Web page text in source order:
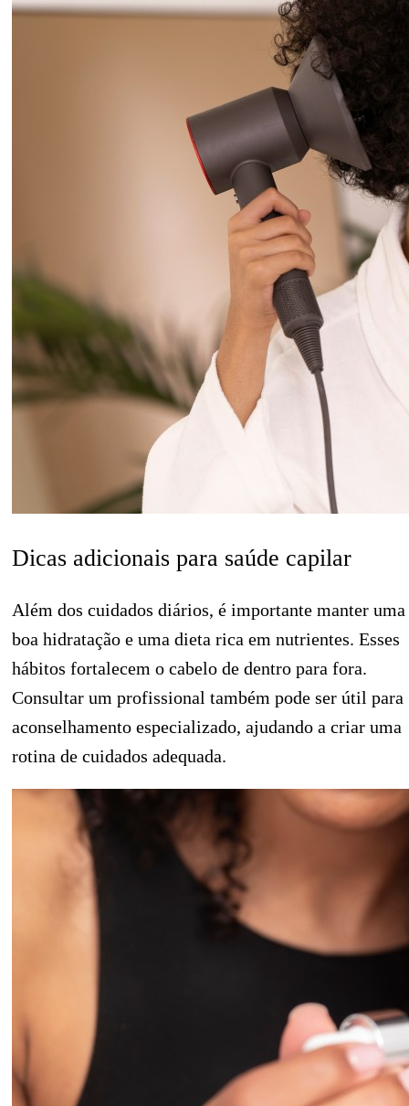
Dicas adicionais para saúde capilar
Além dos cuidados diários, é importante manter uma
boa hidratação e uma dieta rica em nutrientes. Esses
hábitos fortalecem o cabelo de dentro para fora.
Consultar um profissional também pode ser útil para
aconselhamento especializado, ajudando a criar uma
rotina de cuidados adequada.